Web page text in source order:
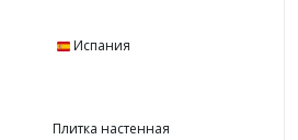
Испания
Плитка настенная